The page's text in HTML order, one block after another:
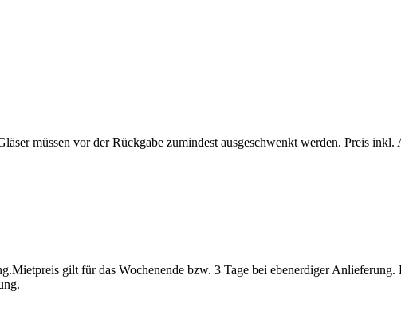
müssen vor der Rückgabe zumindest ausgeschwenkt werden. Preis
gilt für das Wochenende bzw. 3 Tage bei ebenerdiger